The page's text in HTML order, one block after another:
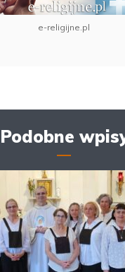
e-religijne.pl
Podobne